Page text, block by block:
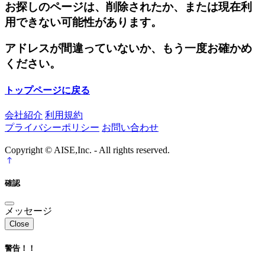
お探しのページは、削除されたか、または現在利
用できない可能性があります。
アドレスが間違っていないか、もう一度お確かめ
ください。
トップページに戻る
会社紹介 利用規約
プライバシーポリシー お問い合わせ
Copyright © AISE,Inc. - All rights reserved.
確認
メッセージ
Close
警告！！